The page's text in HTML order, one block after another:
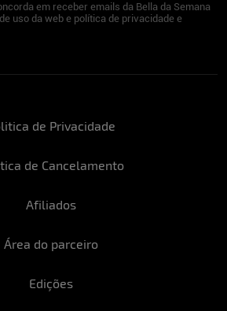
de Privacidade
de Cancelamento
Afiliados
Área do parceiro
Edições
em receber emails da Bella da Semana
uso da web e política de privacidade e